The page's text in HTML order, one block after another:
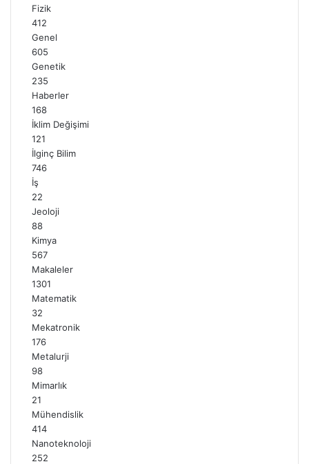
Fizik
412
Genel
605
Genetik
235
Haberler
168
İklim Değişimi
121
İlginç Bilim
746
İş
22
Jeoloji
88
Kimya
567
Makaleler
1301
Matematik
32
Mekatronik
176
Metalurji
98
Mimarlık
21
Mühendislik
414
Nanoteknoloji
252